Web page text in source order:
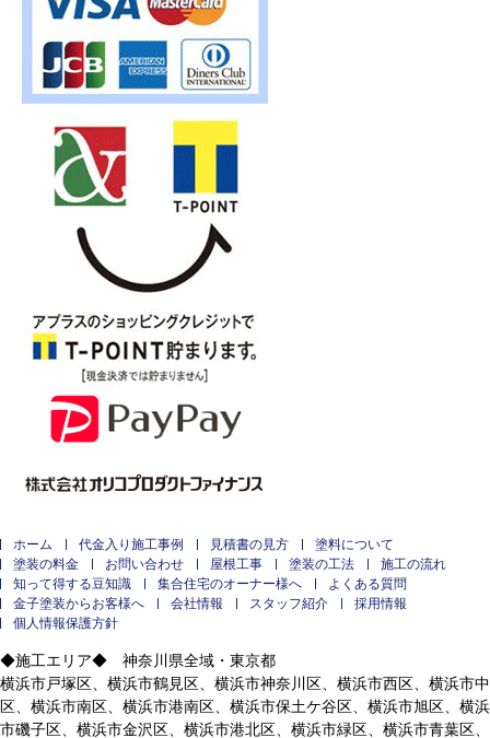
ホーム 代金入り施工事例 見積書の見方
塗料について
塗装の料金
お問い合わせ 屋根工事 塗装の工法
施工の流れ
知って得する豆知識
集合住宅のオーナー様へ
よくある質問
金子塗装からお客様へ
会社情報 スタッフ紹介
採用情報
個人情報保護方針
◆施工エリア◆ 神奈川県全域・東京都
横浜市戸塚区、横浜市鶴見区、横浜市神奈川区、横浜市西区、横浜市中
区、横浜市南区、横浜市港南区、横浜市保土ケ谷区、横浜市旭区、横浜
市磯子区、横浜市金沢区、横浜市港北区、横浜市緑区、横浜市青葉区、